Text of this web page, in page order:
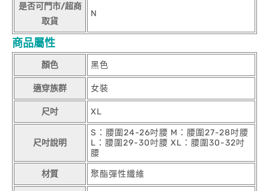
是否可門市/超商
取貨
N
商品屬性
顏色 黑色
適穿族群 女裝
尺吋 XL
尺吋說明
S：腰圍24-26吋腰 M：腰圍27-28吋腰
L：腰圍29-30吋腰 XL：腰圍30-32吋
腰
材質 聚酯彈性纖維